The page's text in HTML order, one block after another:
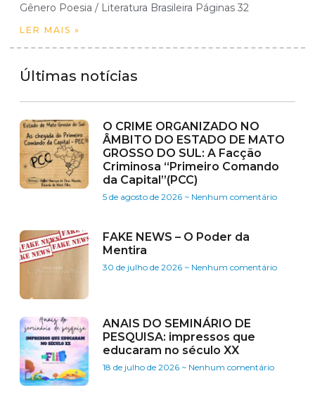
Gênero Poesia / Literatura Brasileira Páginas 32
LER MAIS »
Últimas notícias
O CRIME ORGANIZADO NO
ÂMBITO DO ESTADO DE MATO
GROSSO DO SUL: A Facção
Criminosa “Primeiro Comando
da Capital”(PCC)
5 de agosto de 2026 Nenhum comentário
FAKE NEWS – O Poder da
Mentira
30 de julho de 2026 Nenhum comentário
ANAIS DO SEMINÁRIO DE
PESQUISA: impressos que
educaram no século XX
18 de julho de 2026 Nenhum comentário